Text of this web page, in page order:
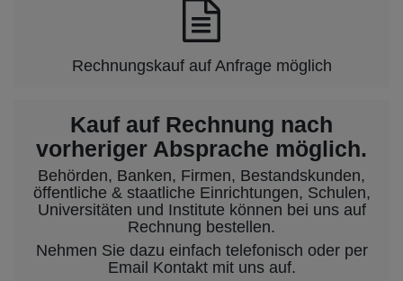
Rechnungskauf auf Anfrage möglich
Kauf auf Rechnung nach
vorheriger Absprache möglich.
Behörden, Banken, Firmen, Bestandskunden,
öffentliche & staatliche Einrichtungen, Schulen,
Universitäten und Institute können bei uns auf
Rechnung bestellen.
Nehmen Sie dazu einfach telefonisch oder per
Email Kontakt mit uns auf.